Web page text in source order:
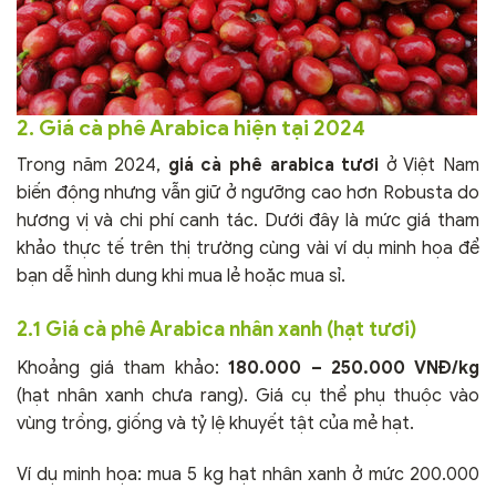
2. Giá cà phê Arabica hiện tại 2024
Trong năm 2024, giá cà phê arabica tươi ở Việt Nam
biến động nhưng vẫn giữ ở ngưỡng cao hơn Robusta do
hương vị và chi phí canh tác. Dưới đây là mức giá tham
khảo thực tế trên thị trường cùng vài ví dụ minh họa để
bạn dễ hình dung khi mua lẻ hoặc mua sỉ.
2.1 Giá cà phê Arabica nhân xanh (hạt tươi)
Khoảng giá tham khảo:180.000 – 250.000 VNĐ/kg
(hạt nhân xanh chưa rang). Giá cụ thể phụ thuộc vào
vùng trồng, giống và tỷ lệ khuyết tật của mẻ hạt.
Ví dụ minh họa: mua 5 kg hạt nhân xanh ở mức 200.000